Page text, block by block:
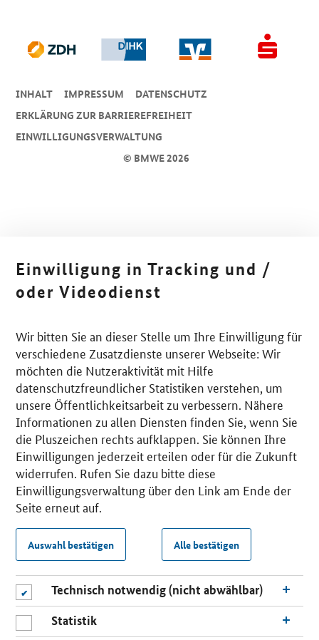
© BMWE 2026
INHALT IMPRESSUM
DA­TEN­SCHUTZ
ERKLÄRUNG ZUR BARRIEREFREIHEIT
EINWILLIGUNGSVERWALTUNG
Einwilligung in Tracking und /
oder Videodienst
Wir bitten Sie an dieser Stelle um Ihre Einwilligung für
verschiedene Zusatzdienste unserer Webseite: Wir
möchten die Nutzeraktivität mit Hilfe
datenschutzfreundlicher Statistiken verstehen, um
unsere Öffentlichkeitsarbeit zu verbessern. Nähere
Informationen zu allen Diensten finden Sie, wenn Sie
die Pluszeichen rechts aufklappen. Sie können Ihre
Einwilligungen jederzeit erteilen oder für die Zukunft
widerrufen. Rufen Sie dazu bitte diese
Einwilligungsverwaltung über den Link am Ende der
Seite erneut auf.
Auswahl bestätigen Alle bestätigen
Technisch notwendig (nicht abwählbar)
Statistik